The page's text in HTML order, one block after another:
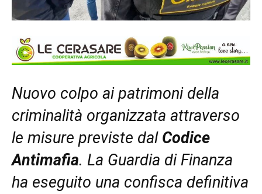
Nuovo colpo ai patrimoni della
criminalità organizzata attraverso
le misure previste dal Codice
Antimafia. La Guardia di Finanza
ha eseguito una confisca definitiva